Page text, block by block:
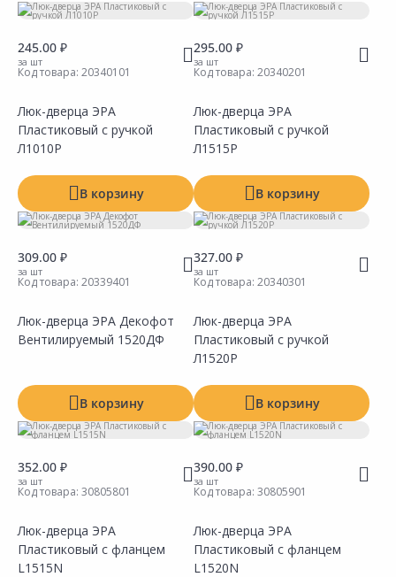
Тип
Размер
Способ открытия
Производитель
245.00 ₽
за шт
Код товара: 20340101
Люк-дверца ЭРА
Пластиковый с ручкой
Л1010Р
В корзину
295.00 ₽
за шт
Код товара: 20340201
Люк-дверца ЭРА
Пластиковый с ручкой
Л1515Р
В корзину
309.00 ₽
за шт
Код товара: 20339401
Люк-дверца ЭРА Декофот
Вентилируемый 1520ДФ
В корзину
327.00 ₽
за шт
Код товара: 20340301
Люк-дверца ЭРА
Пластиковый с ручкой
Л1520Р
В корзину
352.00 ₽
за шт
Код товара: 30805801
Люк-дверца ЭРА
Пластиковый с фланцем
L1515N
390.00 ₽
за шт
Код товара: 30805901
Люк-дверца ЭРА
Пластиковый с фланцем
L1520N